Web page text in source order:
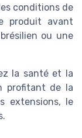
conditions de
produit avant
ou une
la santé et la
profitant de la
extensions, le